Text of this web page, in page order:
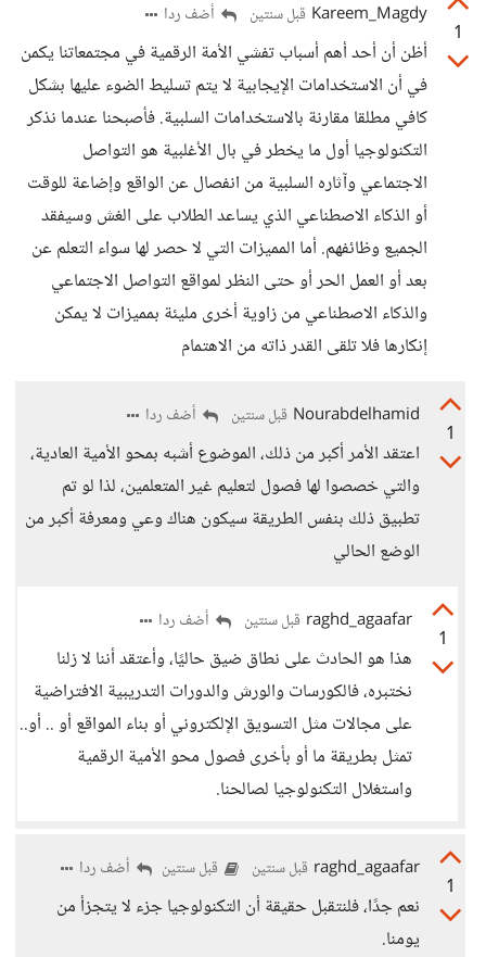
1
Kareem_Magdy قبل سنتين أضف ردا
أظن أن أحد أهم أسباب تفشي الأمة الرقمية في مجتمعاتنا يكمن
في أن الاستخدامات الإيجابية لا يتم تسليط الضوء عليها بشكل
كافي مطلقا مقارنة بالاستخدامات السلبية. فأصبحنا عندما نذكر
التكنولوجيا أول ما يخطر في بال الأغلبية هو التواصل
الاجتماعي وآثاره السلبية من انفصال عن الواقع وإضاعة للوقت
أو الذكاء الاصطناعي الذي يساعد الطلاب على الغش وسيفقد
الجميع وظائفهم. أما المميزات التي لا حصر لها سواء التعلم عن
بعد أو العمل الحر أو حتى النظر لمواقع التواصل الاجتماعي
والذكاء الاصطناعي من زاوية أخرى مليئة بمميزات لا يمكن
إنكارها فلا تلقى القدر ذاته من الاهتمام
1
Nourabdelhamid قبل سنتين أضف ردا
اعتقد الأمر أكبر من ذلك، الموضوع أشبه بمحو الأمية العادية،
والتي خصصوا لها فصول لتعليم غير المتعلمين، لذا لو تم
تطبيق ذلك بنفس الطريقة سيكون هناك وعي ومعرفة أكبر من
الوضع الحالي
1
raghd_agaafar قبل سنتين أضف ردا
هذا هو الحادث على نطاق ضيق حاليًا، وأعتقد أننا لا زلنا
نختبره، فالكورسات والورش والدورات التدريبية الافتراضية
على مجالات مثل التسويق الإلكتروني أو بناء المواقع أو .. أو..
تمثل بطريقة ما أو بأخرى فصول محو الأمية الرقمية
واستغلال التكنولوجيا لصالحنا.
1
raghd_agaafar قبل سنتين قبل سنتين أضف ردا
نعم جدًا، فلنتقبل حقيقة أن التكنولوجيا جزء لا يتجزأ من
يومنا.